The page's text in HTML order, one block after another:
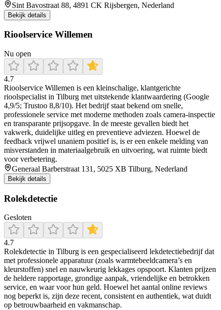
Sint Bavostraat 88, 4891 CK Rijsbergen, Nederland
Bekijk details
Rioolservice Willemen
Nu open
4.7
Rioolservice Willemen is een kleinschalige, klantgerichte
rioolspecialist in Tilburg met uitstekende klantwaardering (Google
4,9/5; Trustoo 8,8/10). Het bedrijf staat bekend om snelle,
professionele service met moderne methoden zoals camera-inspectie
en transparante prijsopgave. In de meeste gevallen biedt het
vakwerk, duidelijke uitleg en preventieve adviezen. Hoewel de
feedback vrijwel unaniem positief is, is er een enkele melding van
misverstanden in materiaalgebruik en uitvoering, wat ruimte biedt
voor verbetering.
Generaal Barberstraat 131, 5025 XB Tilburg, Nederland
Bekijk details
Rolekdetectie
Gesloten
4.7
Rolekdetectie in Tilburg is een gespecialiseerd lekdetectiebedrijf dat
met professionele apparatuur (zoals warmtebeeldcamera’s en
kleurstoffen) snel en nauwkeurig lekkages opspoort. Klanten prijzen
de heldere rapportage, grondige aanpak, vriendelijke en betrokken
service, en waar voor hun geld. Hoewel het aantal online reviews
nog beperkt is, zijn deze recent, consistent en authentiek, wat duidt
op betrouwbaarheid en vakmanschap.